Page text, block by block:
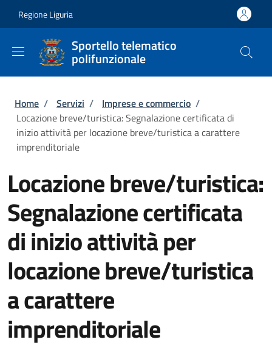
Regione Liguria
Sportello telematico
polifunzionale
Briciole di pane
Home / Servizi / Imprese e commercio /
Locazione breve/turistica: Segnalazione certificata di
inizio attività per locazione breve/turistica a carattere
imprenditoriale
Locazione breve/turistica:
Segnalazione certificata
di inizio attività per
locazione breve/turistica
a carattere
imprenditoriale